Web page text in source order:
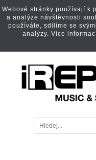
Webové stránky používají k
a analýze návštěvnosti
používáte, sdílíme se
analýzy. Více